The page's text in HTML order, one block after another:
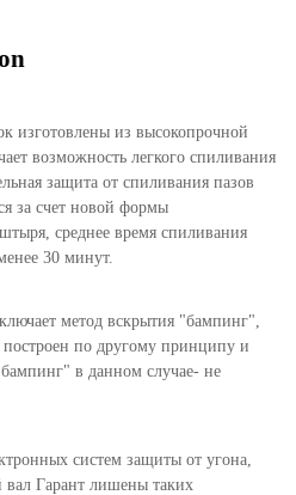
изготовлены из высокопрочной
возможность легкого спиливания
защита от спиливания пазов
за счет новой формы
среднее время спиливания
30 минут.
метод вскрытия "бампинг",
построен по другому принципу и
в данном случае- не
систем защиты от угона,
вал Гарант лишены таких